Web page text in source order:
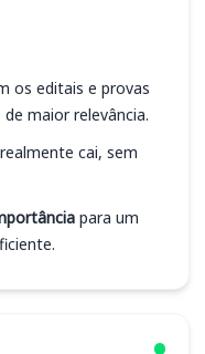
os editais e provas
maior relevância.
cai, sem
para um